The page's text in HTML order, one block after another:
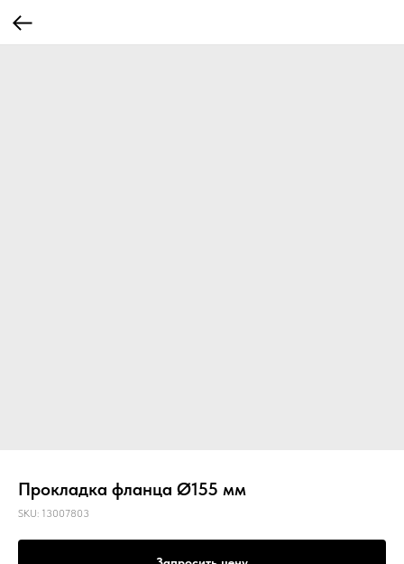
Прокладка фланца Ø155 мм
SKU: 13007803